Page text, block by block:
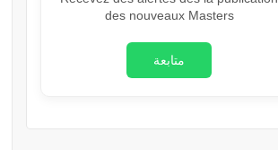
des nouveaux Masters
متابعة